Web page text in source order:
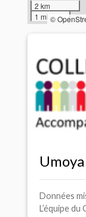
2 km
1 mi ©
Umoya
Données
L’équipe